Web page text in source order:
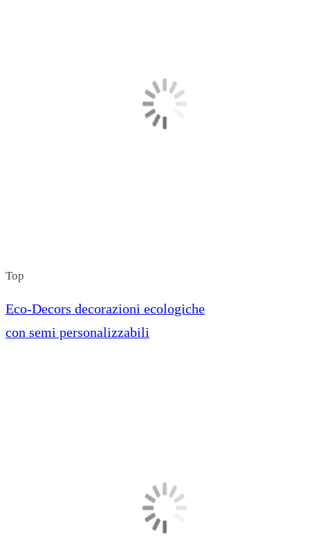
Top
Eco-Decors decorazioni ecologiche
con semi personalizzabili